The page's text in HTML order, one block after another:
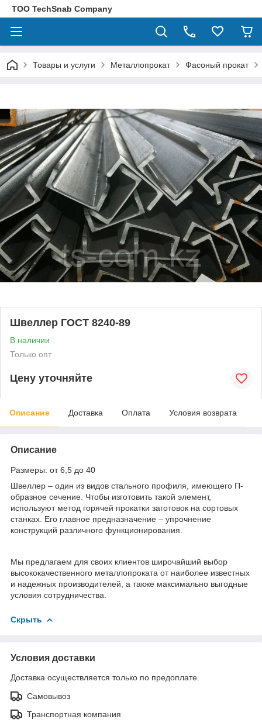
ТОО TechSnab Company
Товары и услуги Металлопрокат Фасоный прокат
Швеллер ГОСТ 8240-89
В наличии
Только опт
Цену уточняйте
Описание Доставка Оплата Условия возврата
Описание
Размеры: от 6,5 до 40
Швеллер – один из видов стального профиля, имеющего П-
образное сечение. Чтобы изготовить такой элемент,
используют метод горячей прокатки заготовок на сортовых
станках. Его главное предназначение – упрочнение
конструкций различного функционирования.
Мы предлагаем для своих клиентов широчайший выбор
высококачественного металлопроката от наиболее известных
и надежных производителей, а также максимально выгодные
условия сотрудничества.
Скрыть
Условия доставки
Доставка осуществляется только по предоплате.
Самовывоз
Транспортная компания